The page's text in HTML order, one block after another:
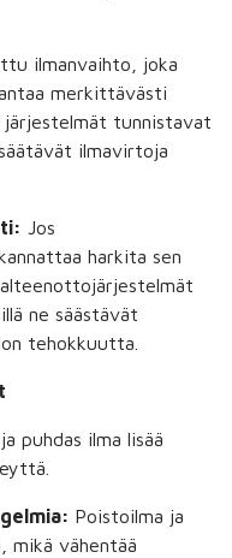
ilmanvaihto, joka
merkittävästi
järjestelmät tunnistavat
ilmavirtoja
Jos
harkita sen
ne säästävät
tehokkuutta.
puhdas ilma lisää
Poistoilma ja
mikä vähentää